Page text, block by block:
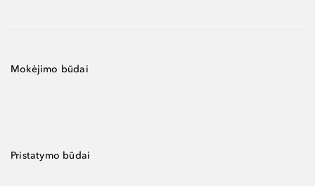
Mokėjimo būdai
Pristatymo būdai